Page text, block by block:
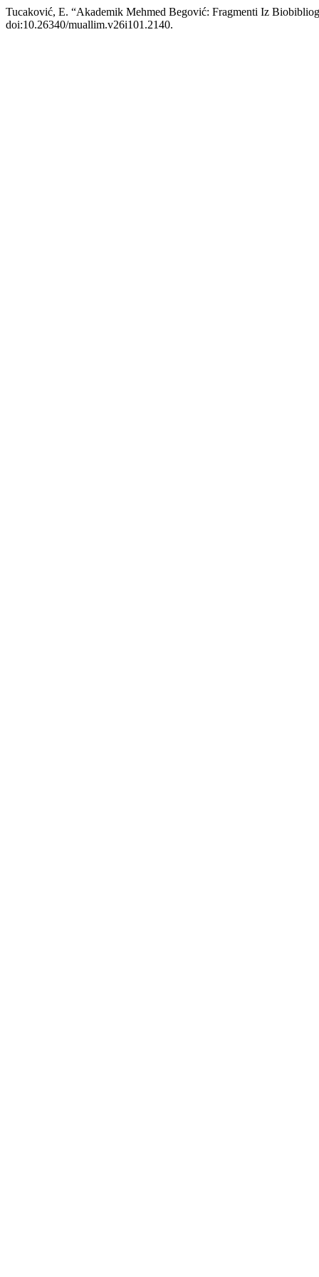
Tucaković, E. “Akademik Mehmed Begović: Fragmenti Iz
doi:10.26340/muallim.v26i101.2140.